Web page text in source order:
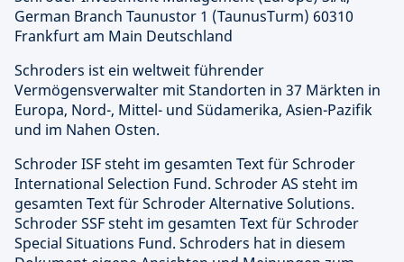
German Branch Taunustor 1 (TaunusTurm) 60310
Frankfurt am Main Deutschland
Schroders ist ein weltweit führender
Vermögensverwalter mit Standorten in 37 Märkten in
Europa, Nord-, Mittel- und Südamerika, Asien-Pazifik
und im Nahen Osten.
Schroder ISF steht im gesamten Text für Schroder
International Selection Fund. Schroder AS steht im
gesamten Text für Schroder Alternative Solutions.
Schroder SSF steht im gesamten Text für Schroder
Special Situations Fund. Schroders hat in diesem